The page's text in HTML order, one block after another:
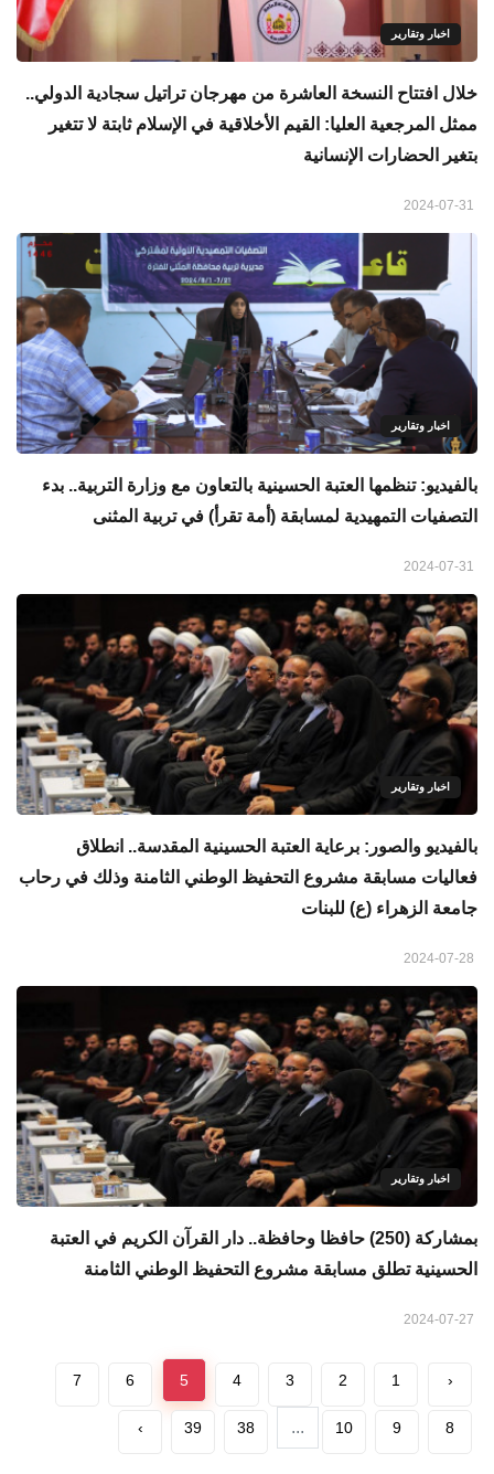
اخبار وتقارير
خلال افتتاح النسخة العاشرة من مهرجان تراتيل سجادية الدولي..
ممثل المرجعية العليا: القيم الأخلاقية في الإسلام ثابتة لا تتغير
بتغير الحضارات الإنسانية
اخبار وتقارير
بالفيديو: تنظمها العتبة الحسينية بالتعاون مع وزارة التربية.. بدء
التصفيات التمهيدية لمسابقة (أمة تقرأ) في تربية المثنى
اخبار وتقارير
بالفيديو والصور: برعاية العتبة الحسينية المقدسة.. انطلاق
فعاليات مسابقة مشروع التحفيظ الوطني الثامنة وذلك في رحاب
جامعة الزهراء (ع) للبنات
اخبار وتقارير
بمشاركة (250) حافظا وحافظة.. دار القرآن الكريم في العتبة
الحسينية تطلق مسابقة مشروع التحفيظ الوطني الثامنة
‹
1
2
3
4
5
6
7
8
9
10
...
38
39
›